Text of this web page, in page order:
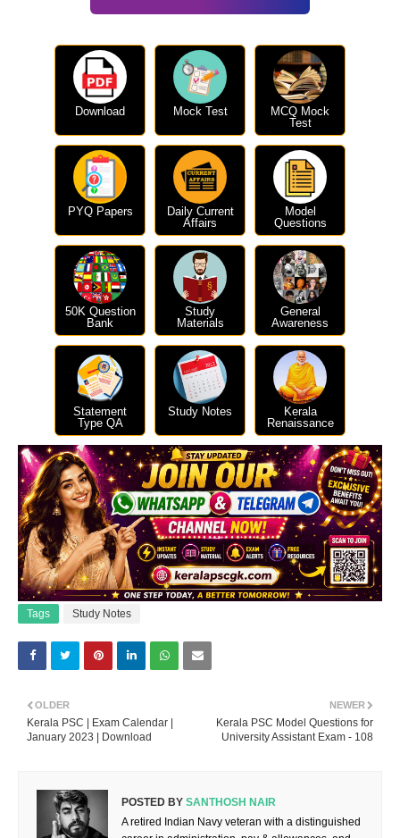
Download Mock Test
MCQ Mock
Test
PYQ Papers
Daily Current
Affairs
Model
Questions
50K Question
Bank
Study
Materials
General
Awareness
Statement
Type QA
Study Notes
Kerala
Renaissance
Tags Study Notes
NEWER
Kerala PSC Model Questions for
University Assistant Exam - 108
OLDER
Kerala PSC | Exam Calendar |
January 2023 | Download
POSTED BY SANTHOSH NAIR
A retired Indian Navy veteran with a distinguished